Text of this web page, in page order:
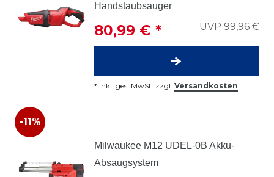
Handstaubsauger
UVP 99,96 €
80,99 € *
* inkl. ges. MwSt. zzgl. Versandkosten
-11%
Milwaukee M12 UDEL-0B Akku-
Absaugsystem